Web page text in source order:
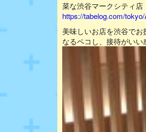
菜な渋谷マークシティ店
https://tabelog.com/
美味しいお店を渋谷で
なるペコし、接待がいい